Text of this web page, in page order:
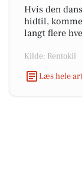
Hvis den
hidtil,
langt flere
Kilde: Rentokil
Læs hele